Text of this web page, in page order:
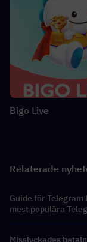
Bigo Live
Relaterade
Guide för Telegram
mest populära
Misslyckades